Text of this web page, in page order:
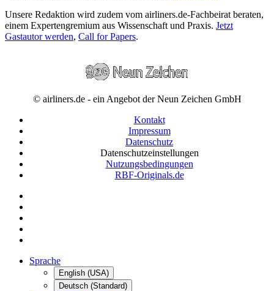
Unsere Redaktion wird zudem vom airliners.de-Fachbeirat beraten,
einem Expertengremium aus Wissenschaft und Praxis. Jetzt
Gastautor werden, Call for Papers.
© airliners.de - ein Angebot der Neun Zeichen GmbH
Kontakt
Impressum
Datenschutz
Datenschutzeinstellungen
Nutzungsbedingungen
RBF-Originals.de
Sprache
English (USA)
Deutsch (Standard)